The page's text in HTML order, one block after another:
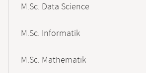
M.Sc. Data Science
M.Sc. Informatik
M.Sc. Mathematik